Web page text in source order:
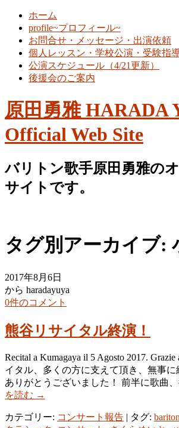
ホーム
profile~プロフィール~
お問合せ・メッセージ・出演依頼
個人レッスン・学校公演・受験指
公演スケジュール（4/21更新）
後援会のご案内
原田勇雅 HARADA
Official Web Site
バリトン歌手原田勇雅の
サイトです。
タグ別アーカイブ:
2017年8月6日
から haradayuya
0件のコメント
熊谷リサイタル終演！
Recital a Kumagaya il 5 Agosto 2017.
イタル、多くの方に支えて頂き、無事に
ありがとうございました！ 前半に歌曲
を読む →
カテゴリー: コンサート報告 | タグ: